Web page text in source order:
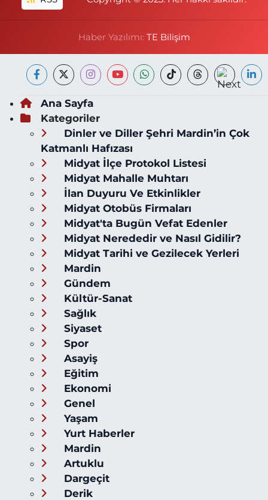
Haber Yazılımı: TE Bilişim
Ana Sayfa
Kategoriler
Dinler ve Diller Şehri Mardin’in Çok
Katmanlı Hafızası
Midyat İlçe Protokol Listesi
Midyat Mahalle Muhtarı
İlan Duyuru Ve Etkinlikler
Midyat Otobüs Firmaları
Midyat'ta Bugün Vefat Edenler
Midyat Nerededir ve Nasıl Gidilir?
Midyat Tarihi ve Gezilecek Yerleri
Mardin
Gündem
Kültür-Sanat
Sağlık
Siyaset
Spor
Asayiş
Eğitim
Ekonomi
Genel
Yaşam
Yurt Haberler
Mardin
Artuklu
Dargeçit
Derik